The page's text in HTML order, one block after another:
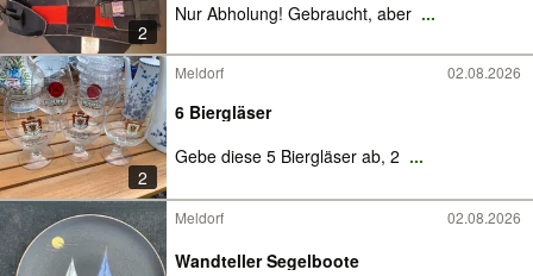
2
Nur Abholung! Gebraucht, aber ...
2
Meldorf 02.08.2026
6 Biergläser
Gebe diese 5 Biergläser ab, 2 ...
Meldorf 02.08.2026
Wandteller Segelboote